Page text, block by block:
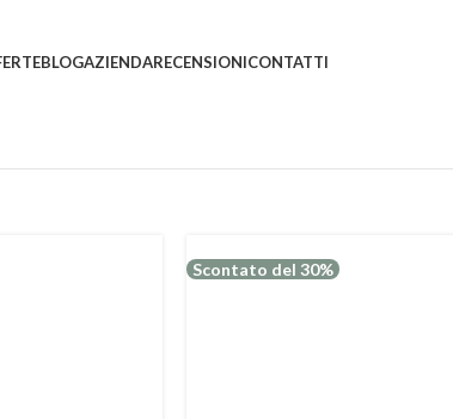
BLOGAZIENDARECENSIONICONTATTI
Scontato del 30%